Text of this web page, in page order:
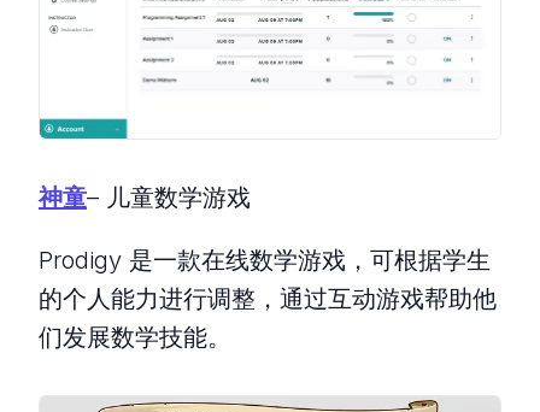
神童– 儿童数学游戏
Prodigy 是一款在线数学游戏，可根据学生
的个人能力进行调整，通过互动游戏帮助他
们发展数学技能。